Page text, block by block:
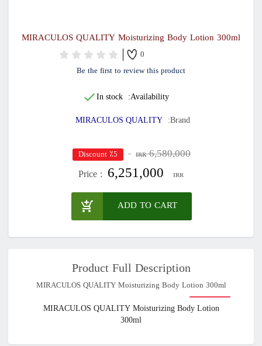
MIRACULOS QUALITY Moisturizing Body Lotion 300ml
0
Be the first to review this product
Availability:
In stock
Brand:
MIRACULOS QUALITY
6,580,000
IRR ٪5 Discount
Price : 6,251,000 IRR
ADD TO CART
Product Full Description
MIRACULOS QUALITY Moisturizing Body Lotion 300ml
MIRACULOS QUALITY Moisturizing Body Lotion
300ml